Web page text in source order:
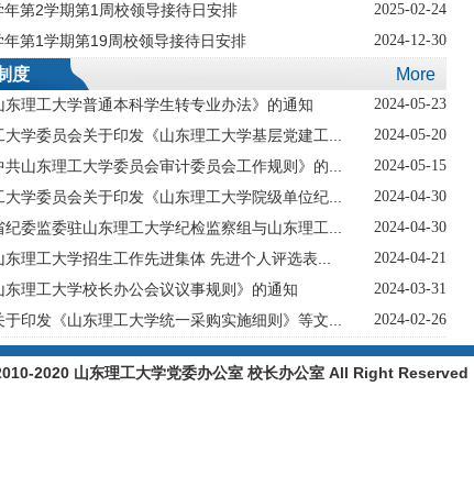
第2学期第1周校领导接待日安排 2025-02-24
第1学期第19周校领导接待日安排 2024-12-30
度 More
东理工大学普通本科学生转专业办法》的通知 2024-05-23
学委员会关于印发《山东理工大学基层党建工... 2024-05-20
山东理工大学委员会审计委员会工作规则》的... 2024-05-15
学委员会关于印发《山东理工大学院级单位纪... 2024-04-30
委监委驻山东理工大学纪检监察组与山东理工... 2024-04-30
理工大学招生工作先进集体 先进个人评选表... 2024-04-21
东理工大学校长办公会议议事规则》的通知 2024-03-31
印发《山东理工大学统一采购实施细则》等文... 2024-02-26
2020 山东理工大学党委办公室 校长办公室 All Right Reserved